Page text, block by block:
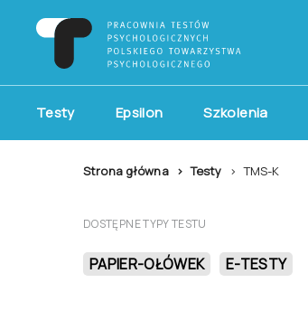
Testy Epsilon Szkolenia
Strona główna Testy TMS-K
DOSTĘPNE TYPY TESTU
PAPIER-OŁÓWEK E-TESTY